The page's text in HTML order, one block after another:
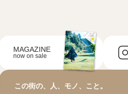
MAGAZINE
now on sale
この街の、人、モノ、こと。